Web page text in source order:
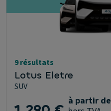
9 résultats
Lotus Eletre
SUV
à partir de